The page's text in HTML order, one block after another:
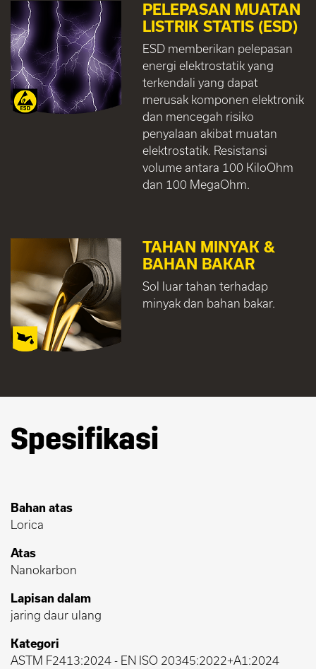
PELEPASAN MUATAN
LISTRIK STATIS (ESD)
ESD memberikan pelepasan
energi elektrostatik yang
terkendali yang dapat
merusak komponen elektronik
dan mencegah risiko
penyalaan akibat muatan
elektrostatik. Resistansi
volume antara 100 KiloOhm
dan 100 MegaOhm.
TAHAN MINYAK &
BAHAN BAKAR
Sol luar tahan terhadap
minyak dan bahan bakar.
Spesifikasi
Bahan atas
Lorica
Atas
Nanokarbon
Lapisan dalam
jaring daur ulang
Kategori
ASTM F2413:2024 - EN ISO 20345:2022+A1:2024